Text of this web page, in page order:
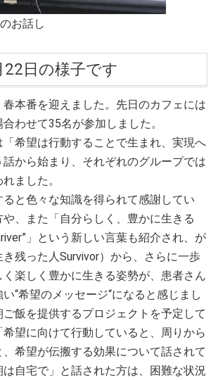
お話し
日の様子です
本番を迎えました。先日のカフェには
わせて35名が参加しました。
希望は行動することで生まれ、実現へ
話から始まり、それぞれのグループでは
ました。
ると色々な知識を得られて感謝してい
、また「自分らしく、豊かに生きる
」という新しい言葉も紹介され、が
残った人Survivor）から、さらに一歩
楽しく豊かに生きる姿勢が、患者さん
“希望のメッセージ“になると感じまし
飯を提供するプロジェクトを予定して
望に向けて行動していると、周りから
希望が伝搬する効果について話されて
自宅で」と話された方は、困難な状況